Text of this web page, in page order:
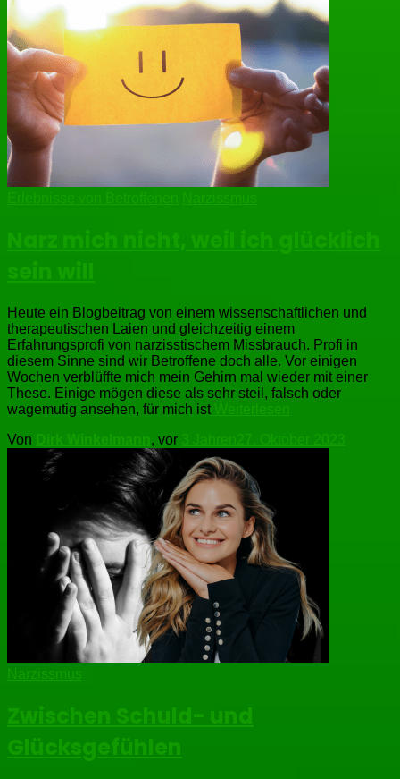
Heute ein Blogbeitrag von einem wissenschaftlichen und
therapeutischen Laien und gleichzeitig einem
Erfahrungsprofi von narzisstischem Missbrauch. Profi in
diesem Sinne sind wir Betroffene doch alle. Vor einigen
Wochen verblüffte mich mein Gehirn mal wieder mit einer
These. Einige mögen diese als sehr steil, falsch oder
wagemutig ansehen, für mich istWeiterlesen
Von
, vor
Zwischen Schuld- und
Glücksgefühlen